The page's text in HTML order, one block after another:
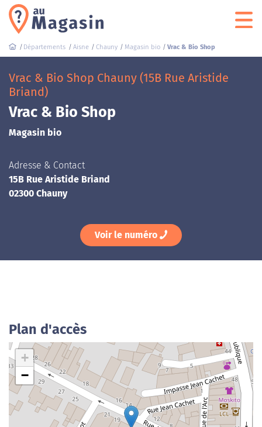
Départements Aisne Chauny Magasin bio Vrac & Bio Shop
Vrac & Bio Shop Chauny (15B Rue Aristide
Briand)
Vrac & Bio Shop
Magasin bio
Adresse & Contact
15B Rue Aristide Briand
02300 Chauny
Voir le numéro
Plan d'accès
+
−